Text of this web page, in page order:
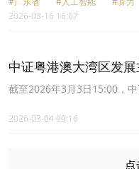
能算力供给。打造绿色协同算
纽节点，助力人工智能OPC
资源，优化算力供需匹配和
力支撑。建立“政府—社区—
方式为符合条件的初创期人
2026-03-16 16:07
中证粤港澳大湾区发
ETF(512970)成立以来
截至2026年3月3日15:00，
2026-03-04 09:16